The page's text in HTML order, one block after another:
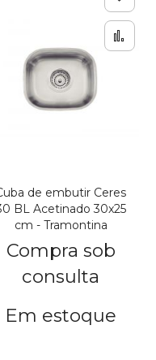
à lista de
para
de embutir Ceres
BL Acetinado 30x25
cm - Tramontina
Compra sob
consulta
Em estoque